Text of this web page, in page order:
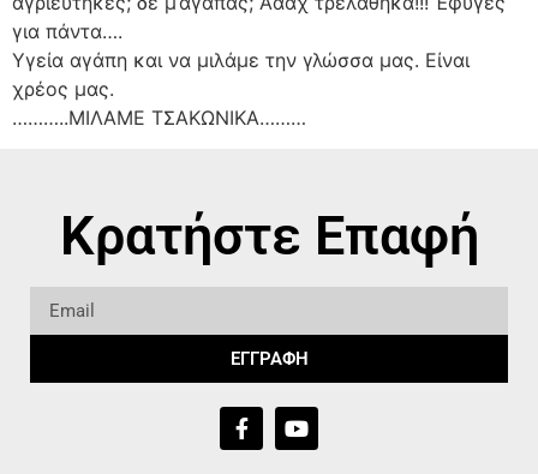
για πάντα….
Υγεία αγάπη και να μιλάμε την γλώσσα μας. Είναι
χρέος μας.
………..ΜΙΛΑΜΕ ΤΣΑΚΩΝΙΚΑ………
Κρατήστε Επαφή
ΕΓΓΡΑΦΗ